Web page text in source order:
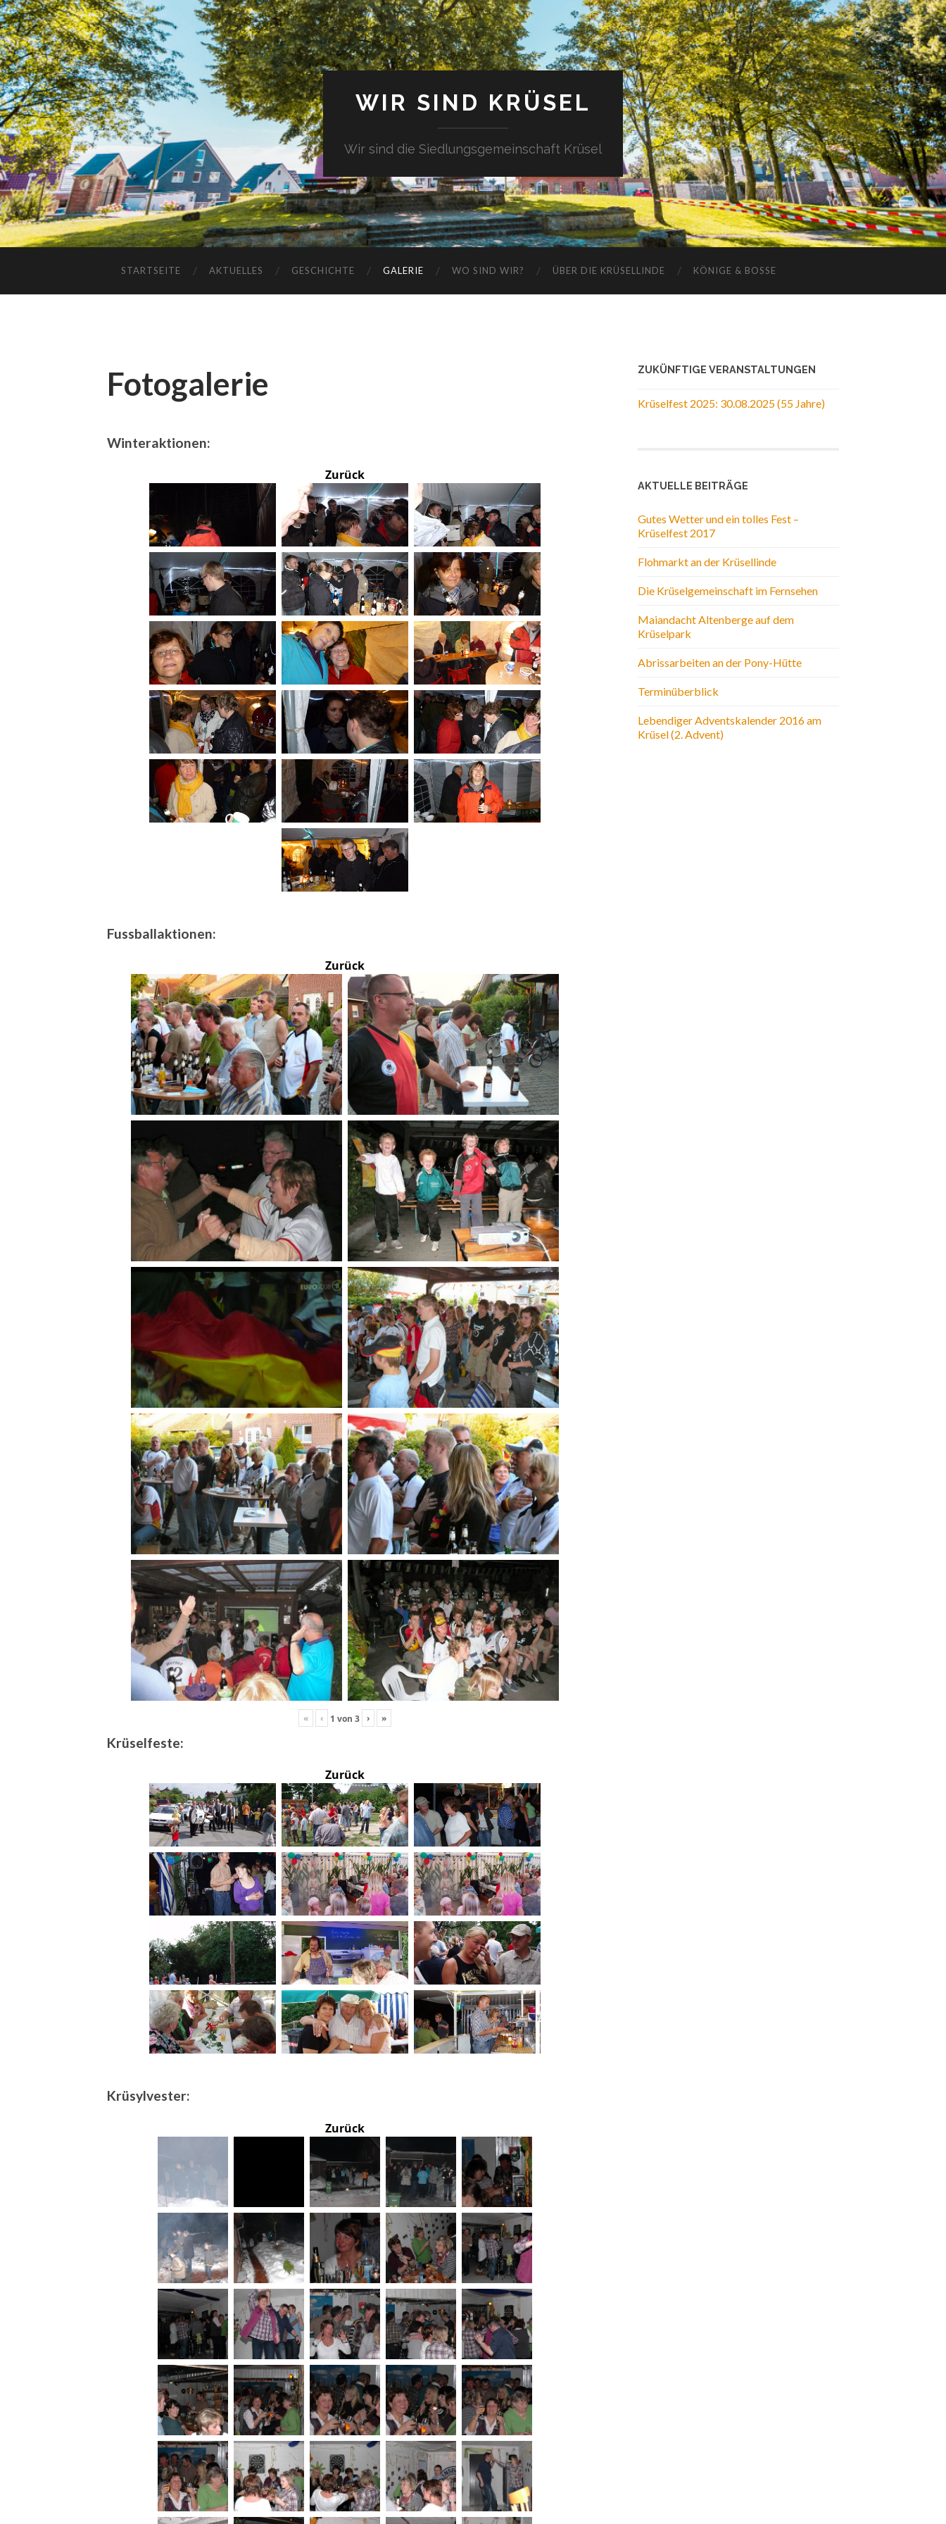
WIR SIND KRÜSEL
Wir sind die Siedlungsgemeinschaft Krüsel
STARTSEITE AKTUELLES GESCHICHTE GALERIE WO SIND WIR? ÜBER DIE KRÜSELLINDE KÖNIGE & BOSSE
Fotogalerie
Winteraktionen:
Zurück
Fussballaktionen:
Zurück
« ‹ 1 von 3 › »
Krüselfeste:
Zurück
Krüsylvester:
Zurück
ZUKÜNFTIGE VERANSTALTUNGEN
Krüselfest 2025: 30.08.2025 (55 Jahre)
AKTUELLE BEITRÄGE
Gutes Wetter und ein tolles Fest –
Krüselfest 2017
Flohmarkt an der Krüsellinde
Die Krüselgemeinschaft im Fernsehen
Maiandacht Altenberge auf dem
Krüselpark
Abrissarbeiten an der Pony-Hütte
Terminüberblick
Lebendiger Adventskalender 2016 am
Krüsel (2. Advent)